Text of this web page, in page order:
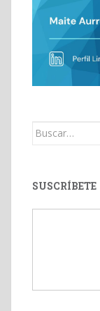
Buscar:
SUSCRÍBETE